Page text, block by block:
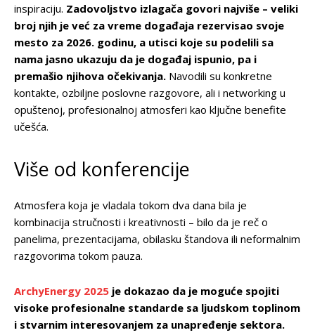
inspiraciju. Zadovoljstvo izlagača govori najviše – veliki
broj njih je već za vreme događaja rezervisao svoje
mesto za 2026. godinu, a utisci koje su podelili sa
nama jasno ukazuju da je događaj ispunio, pa i
premašio njihova očekivanja. Navodili su konkretne
kontakte, ozbiljne poslovne razgovore, ali i networking u
opuštenoj, profesionalnoj atmosferi kao ključne benefite
učešća.
Više od konferencije
Atmosfera koja je vladala tokom dva dana bila je
kombinacija stručnosti i kreativnosti – bilo da je reč o
panelima, prezentacijama, obilasku štandova ili neformalnim
razgovorima tokom pauza.
ArchyEnergy 2025 je dokazao da je moguće spojiti
visoke profesionalne standarde sa ljudskom toplinom
i stvarnim interesovanjem za unapređenje sektora.